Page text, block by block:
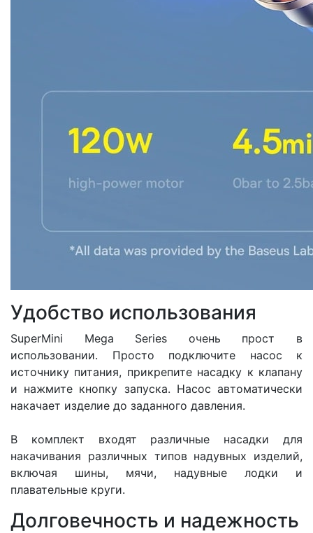
Удобство использования
SuperMini Mega Series очень прост в
использовании. Просто подключите насос к
источнику питания, прикрепите насадку к клапану
и нажмите кнопку запуска. Насос автоматически
накачает изделие до заданного давления.
В комплект входят различные насадки для
накачивания различных типов надувных изделий,
включая шины, мячи, надувные лодки и
плавательные круги.
Долговечность и надежность